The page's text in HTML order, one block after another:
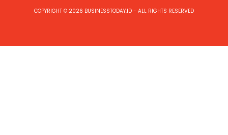
COPYRIGHT © 2026 BUSINESSTODAY.ID - ALL RIGHTS RESERVED